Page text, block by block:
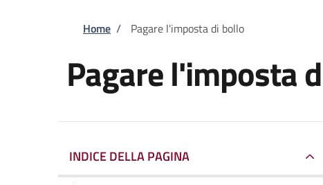
Briciole di pane
Home / Pagare l'imposta di bollo
Pagare l'imposta
INDICE DELLA PAGINA